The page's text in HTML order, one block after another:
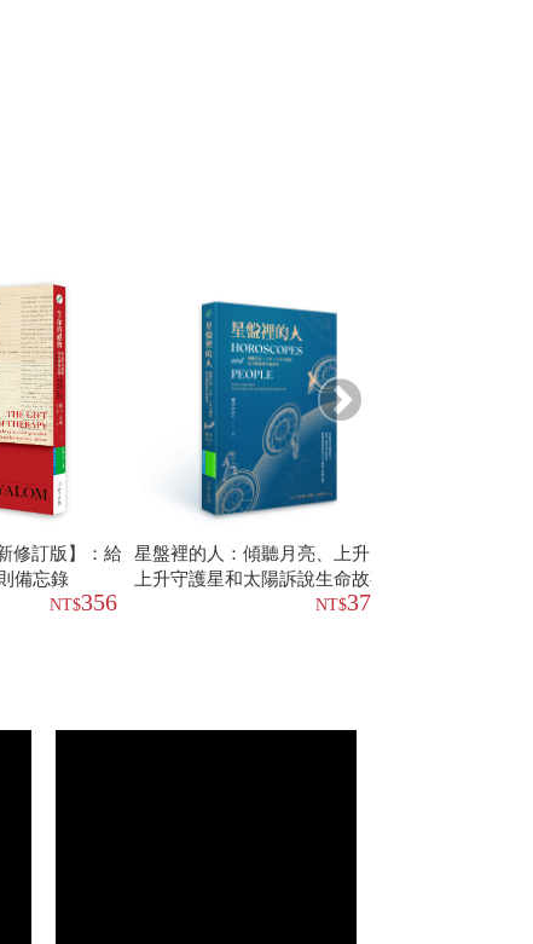
修訂版】：給
備忘錄
356
星盤裡的人：傾聽月亮、上升、
上升守護星和太陽訴說生命故事
379